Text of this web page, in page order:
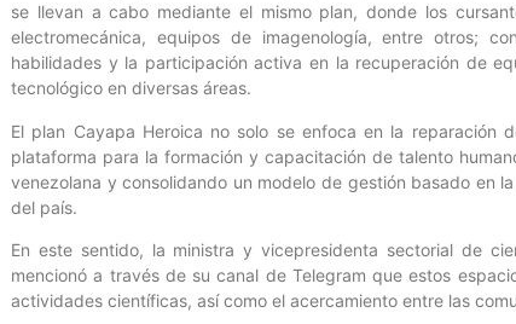
se llevan a cabo mediante el mismo plan, donde los
electromecánica, equipos de imagenología, entre otros;
habilidades y la participación activa en la recuperación de
tecnológico en diversas áreas.
El plan Cayapa Heroica no solo se enfoca en la reparación
plataforma para la formación y capacitación de talento
venezolana y consolidando un modelo de gestión basado en
del país.
En este sentido, la ministra y vicepresidenta sectorial de
mencionó a través de su canal de Telegram que estos
actividades científicas, así como el acercamiento entre las